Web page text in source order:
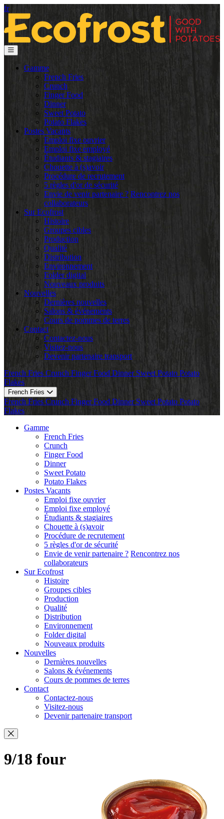
fr
Gamme
French Fries
Crunch
Finger Food
Dinner
Sweet Potato
Potato Flakes
Postes Vacants
Emploi fixe ouvrier
Emploi fixe employé
Étudiants & stagiaires
Chouette à (s)avoir
Procédure de recrutement
5 règles d'or de sécurité
Envie de venir partenaire ? Rencontrez nos
collaborateurs
Sur Ecofrost
Histoire
Groupes cibles
Production
Qualité
Distribution
Environnement
Folder digital
Nouveaux produits
Nouvelles
Dernières nouvelles
Salons & événements
Cours de pommes de terres
Contact
Contactez-nous
Visitez-nous
Devenir partenaire transport
French Fries Crunch Finger Food Dinner Sweet Potato Potato
Flakes
French Fries
French Fries Crunch Finger Food Dinner Sweet Potato Potato
Flakes
Gamme
French Fries
Crunch
Finger Food
Dinner
Sweet Potato
Potato Flakes
Postes Vacants
Emploi fixe ouvrier
Emploi fixe employé
Étudiants & stagiaires
Chouette à (s)avoir
Procédure de recrutement
5 règles d'or de sécurité
Envie de venir partenaire ? Rencontrez nos
collaborateurs
Sur Ecofrost
Histoire
Groupes cibles
Production
Qualité
Distribution
Environnement
Folder digital
Nouveaux produits
Nouvelles
Dernières nouvelles
Salons & événements
Cours de pommes de terres
Contact
Contactez-nous
Visitez-nous
Devenir partenaire transport
9/18 four